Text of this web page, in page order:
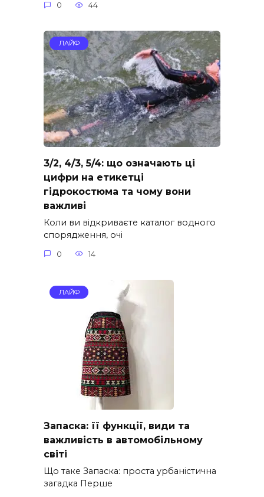
0 44
ЛАЙФ
3/2, 4/3, 5/4: що означають ці
цифри на етикетці
гідрокостюма та чому вони
важливі
Коли ви відкриваєте каталог водного
спорядження, очі
0 14
ЛАЙФ
Запаска: її функції, види та
важливість в автомобільному
світі
Що таке Запаска: проста урбаністична
загадка Перше